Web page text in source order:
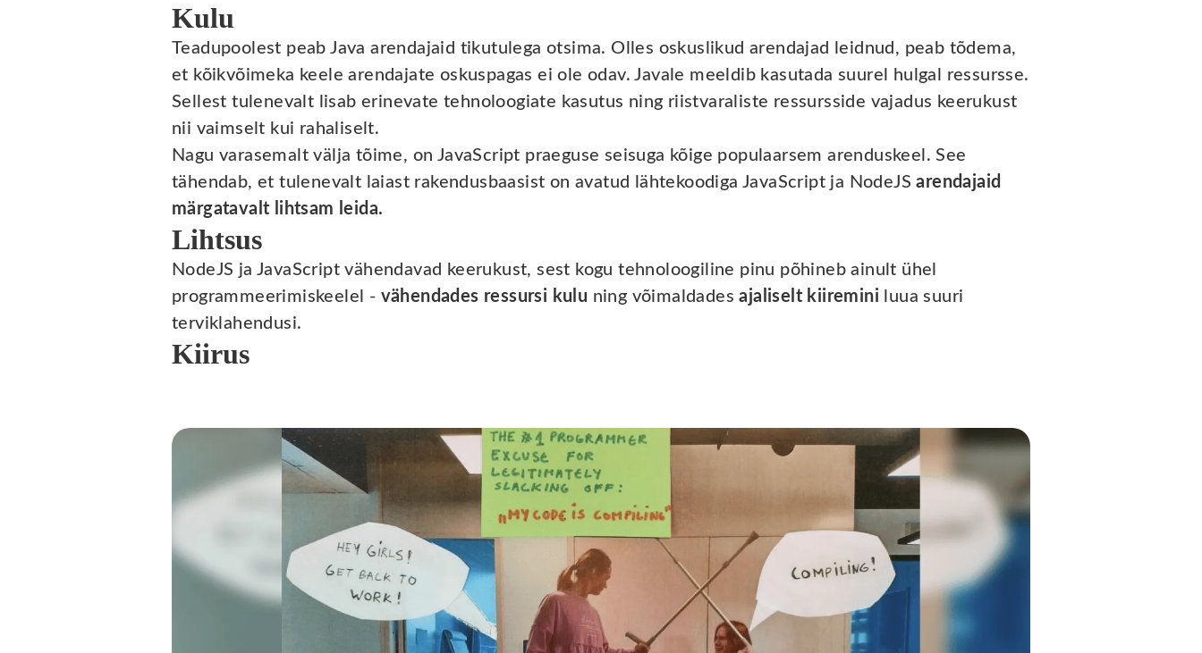
Kulu
Teadupoolest peab Java arendajaid tikutulega otsima. Olles oskuslikud arendajad leidnud, peab tõdema,
et kõikvõimeka keele arendajate oskuspagas ei ole odav. Javale meeldib kasutada suurel hulgal ressursse.
Sellest tulenevalt lisab erinevate tehnoloogiate kasutus ning riistvaraliste ressursside vajadus keerukust
nii vaimselt kui rahaliselt.
Nagu varasemalt välja tõime, on JavaScript praeguse seisuga kõige populaarsem arenduskeel. See
tähendab, et tulenevalt laiast rakendusbaasist on avatud lähtekoodiga JavaScript ja NodeJSarendajaid
märgatavalt lihtsam leida.
Lihtsus
NodeJS ja JavaScript vähendavad keerukust, sest kogu tehnoloogiline pinu põhineb ainult ühel
programmeerimiskeelel - vähendades ressursi kulu ning võimaldadesajaliselt kiiremini luua suuri
terviklahendusi.
Kiirus